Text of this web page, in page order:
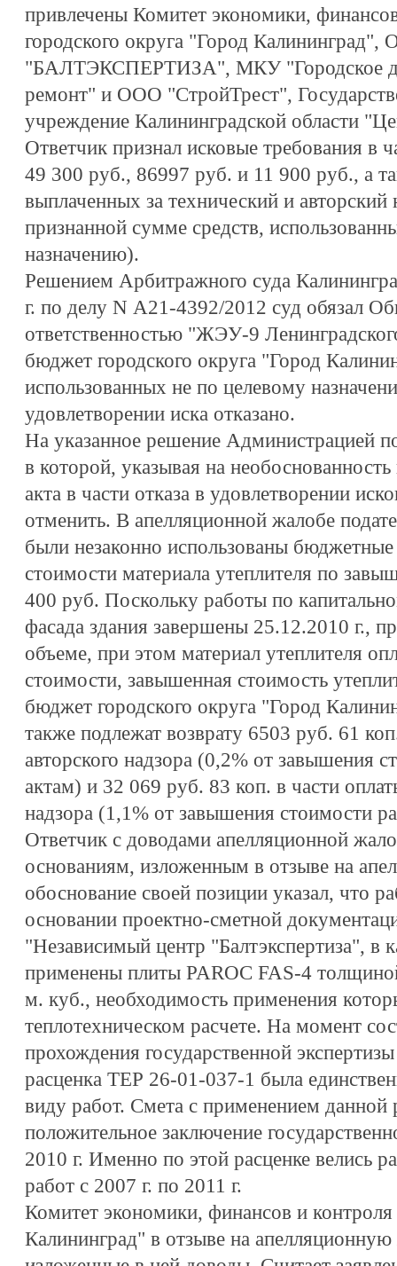
привлечены Комитет экономики,
городского округа "Город
"БАЛТЭКСПЕРТИЗА", МКУ "Городское
ремонт" и ООО "СтройТрест",
учреждение Калининградской области
Ответчик признал исковые требования в
49 300 руб., 86997 руб. и 11 900 руб., а
выплаченных за технический и
признанной сумме средств,
назначению).
Решением Арбитражного суда
г. по делу N А21-4392/2012 суд обязал
ответственностью "ЖЭУ-9
бюджет городского округа "Город
использованных не по целевому
удовлетворении иска отказано.
На указанное решение Администрацией
в которой, указывая на
акта в части отказа в удовлетворении
отменить. В апелляционной жалобе
были незаконно использованы бюджетные
стоимости материала утеплителя по
400 руб. Поскольку работы по
фасада здания завершены 25.12.2010 г.,
объеме, при этом материал утеплителя
стоимости, завышенная стоимость
бюджет городского округа "Город
также подлежат возврату 6503 руб. 61
авторского надзора (0,2% от завышения
актам) и 32 069 руб. 83 коп. в части
надзора (1,1% от завышения стоимости
Ответчик с доводами апелляционной
основаниям, изложенным в отзыве на
обоснование своей позиции указал, что
основании проектно-сметной
"Независимый центр "Балтэкспертиза", в
применены плиты PAROC FAS-4
м. куб., необходимость применения
теплотехническом расчете. На момент
прохождения государственной
расценка ТЕР 26-01-037-1 была
виду работ. Смета с применением данной
положительное заключение
2010 г. Именно по этой расценке велись
работ с 2007 г. по 2011 г.
Комитет экономики, финансов и
Калининград" в отзыве на